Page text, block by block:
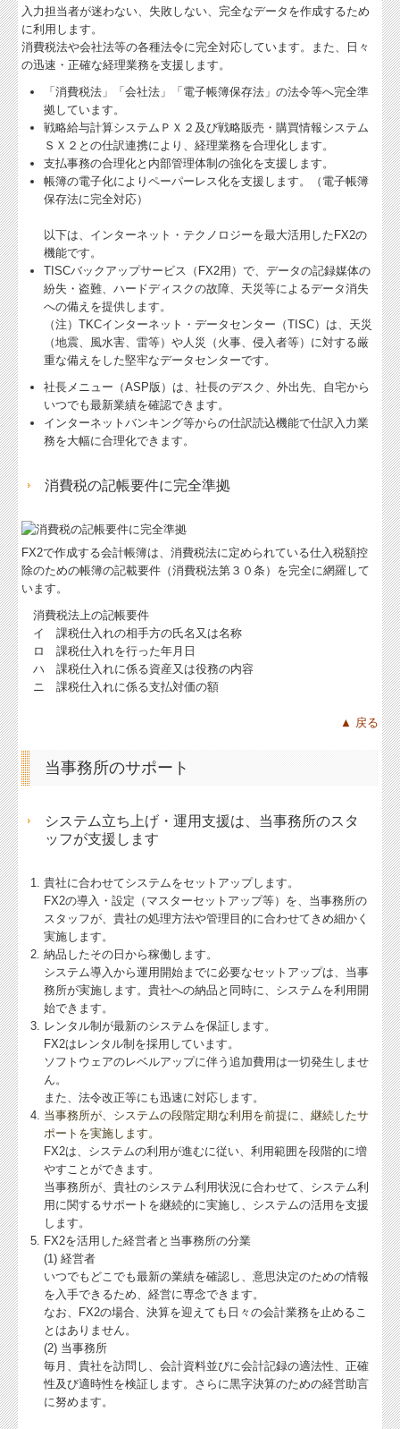
入力担当者が迷わない、失敗しない、完全なデータを作成するため
に利用します。
消費税法や会社法等の各種法令に完全対応しています。また、日々
の迅速・正確な経理業務を支援します。
「消費税法」「会社法」「電子帳簿保存法」の法令等へ完全準
拠しています。
戦略給与計算システムＰＸ２及び戦略販売・購買情報システム
ＳＸ２との仕訳連携により、経理業務を合理化します。
支払事務の合理化と内部管理体制の強化を支援します。
帳簿の電子化によりペーパーレス化を支援します。（電子帳簿
保存法に完全対応）
以下は、インターネット・テクノロジーを最大活用したFX2の
機能です。
TISCバックアップサービス（FX2用）で、データの記録媒体の
紛失・盗難、ハードディスクの故障、天災等によるデータ消失
への備えを提供します。
（注）TKCインターネット・データセンター（TISC）は、天災
（地震、風水害、雷等）や人災（火事、侵入者等）に対する厳
重な備えをした堅牢なデータセンターです。
社長メニュー（ASP版）は、社長のデスク、外出先、自宅から
いつでも最新業績を確認できます。
インターネットバンキング等からの仕訳読込機能で仕訳入力業
務を大幅に合理化できます。
消費税の記帳要件に完全準拠
FX2で作成する会計帳簿は、消費税法に定められている仕入税額控
除のための帳簿の記載要件（消費税法第３０条）を完全に網羅して
います。
消費税法上の記帳要件
イ 課税仕入れの相手方の氏名又は名称
ロ 課税仕入れを行った年月日
ハ 課税仕入れに係る資産又は役務の内容
ニ 課税仕入れに係る支払対価の額
▲ 戻る
当事務所のサポート
システム立ち上げ・運用支援は、当事務所のスタ
ッフが支援します
貴社に合わせてシステムをセットアップします。
FX2の導入・設定（マスターセットアップ等）を、当事務所の
スタッフが、貴社の処理方法や管理目的に合わせてきめ細かく
実施します。
納品したその日から稼働します。
システム導入から運用開始までに必要なセットアップは、当事
務所が実施します。貴社への納品と同時に、システムを利用開
始できます。
レンタル制が最新のシステムを保証します。
FX2はレンタル制を採用しています。
ソフトウェアのレベルアップに伴う追加費用は一切発生しませ
ん。
また、法令改正等にも迅速に対応します。
当事務所が、システムの段階定期な利用を前提に、継続したサ
ポートを実施します。
FX2は、システムの利用が進むに従い、利用範囲を段階的に増
やすことができます。
当事務所が、貴社のシステム利用状況に合わせて、システム利
用に関するサポートを継続的に実施し、システムの活用を支援
します。
FX2を活用した経営者と当事務所の分業
(1) 経営者
いつでもどこでも最新の業績を確認し、意思決定のための情報
を入手できるため、経営に専念できます。
なお、FX2の場合、決算を迎えても日々の会計業務を止めるこ
とはありません。
(2) 当事務所
毎月、貴社を訪問し、会計資料並びに会計記録の適法性、正確
性及び適時性を検証します。さらに黒字決算のための経営助言
に努めます。